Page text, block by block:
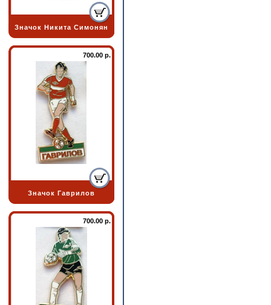
Значок Никита Симонян
700.00 р.
Значок Гаврилов
700.00 р.